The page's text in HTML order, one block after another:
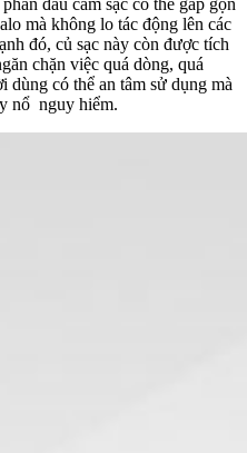
mà không lo tác động lên các
đó, củ sạc này còn được tích
chặn việc quá dòng, quá
dùng có thể an tâm sử dụng mà
nổ nguy hiểm.